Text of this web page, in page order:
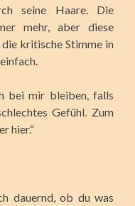
seine Haare. Die
mehr, aber diese
kritische Stimme in
bei mir bleiben, falls
Gefühl. Zum
hier.“
dauernd, ob du was